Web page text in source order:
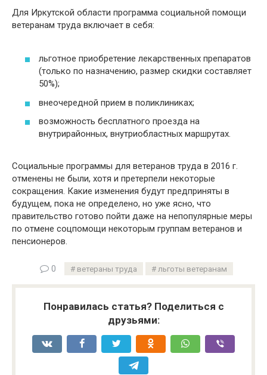
Для Иркутской области программа социальной помощи
ветеранам труда включает в себя:
льготное приобретение лекарственных препаратов
(только по назначению, размер скидки составляет
50%);
внеочередной прием в поликлиниках;
возможность бесплатного проезда на
внутрирайонных, внутриобластных маршрутах.
Социальные программы для ветеранов труда в 2016 г.
отменены не были, хотя и претерпели некоторые
сокращения. Какие изменения будут предприняты в
будущем, пока не определено, но уже ясно, что
правительство готово пойти даже на непопулярные меры
по отмене соцпомощи некоторым группам ветеранов и
пенсионеров.
0 ветераны труда льготы ветеранам
Понравилась статья? Поделиться с
друзьями: